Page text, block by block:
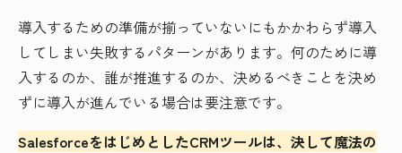
導入するための準備が揃っていないにもかかわらず導入
してしまい失敗するパターンがあります。何のために導
入するのか、誰が推進するのか、決めるべきことを決め
ずに導入が進んでいる場合は要注意です。
SalesforceをはじめとしたCRMツールは、決して魔法の